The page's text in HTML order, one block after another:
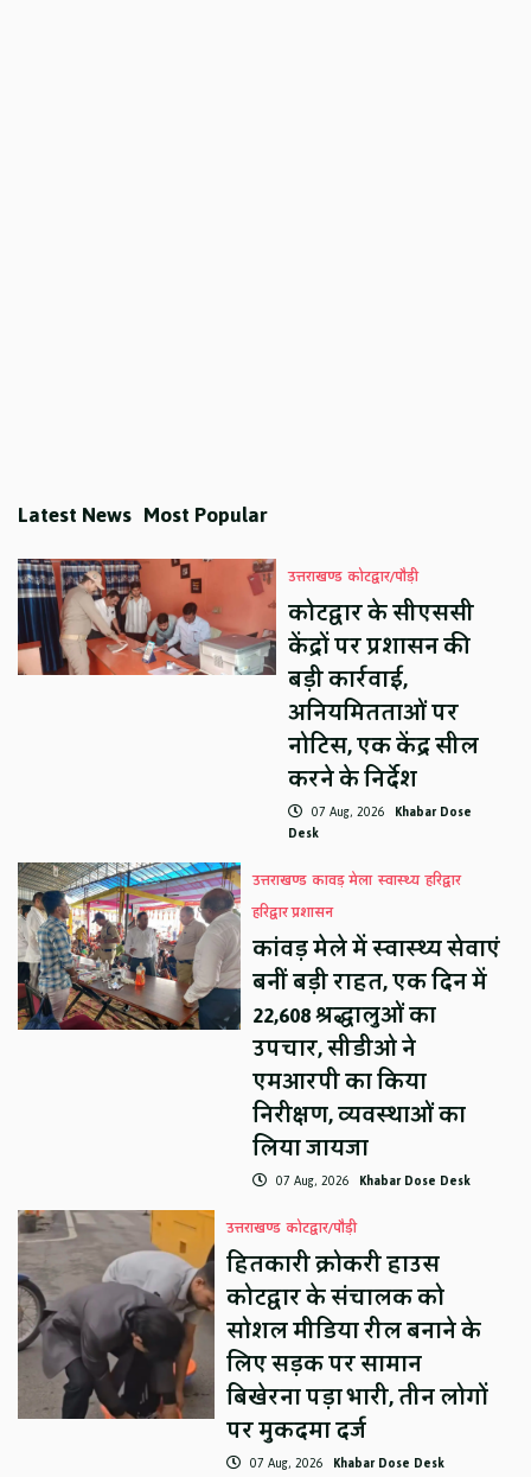
Latest News Most Popular
उत्तराखण्ड कोटद्वार/पौड़ी
कोटद्वार के सीएससी
केंद्रों पर प्रशासन की
बड़ी कार्रवाई,
अनियमितताओं पर
नोटिस, एक केंद्र सील
करने के निर्देश
07 Aug, 2026 Khabar Dose
Desk
उत्तराखण्ड कावड़ मेला स्वास्थ्य हरिद्वार
हरिद्वार प्रशासन
कांवड़ मेले में स्वास्थ्य सेवाएं
बनीं बड़ी राहत, एक दिन में
22,608 श्रद्धालुओं का
उपचार, सीडीओ ने
एमआरपी का किया
निरीक्षण, व्यवस्थाओं का
लिया जायजा
07 Aug, 2026 Khabar Dose Desk
उत्तराखण्ड कोटद्वार/पौड़ी
हितकारी क्रोकरी हाउस
कोटद्वार के संचालक को
सोशल मीडिया रील बनाने के
लिए सड़क पर सामान
बिखेरना पड़ा भारी, तीन लोगों
पर मुकदमा दर्ज
07 Aug, 2026 Khabar Dose Desk